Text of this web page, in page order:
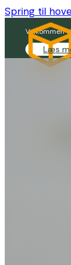
Spring til
Velkommen
Læs